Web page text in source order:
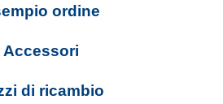
ordine
Accessori
di ricambio